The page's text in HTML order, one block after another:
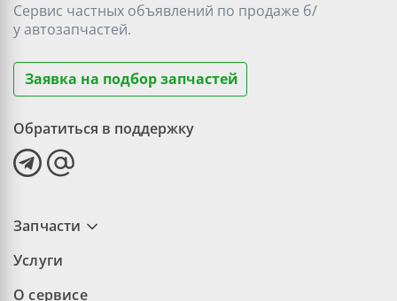
Сервис частных объявлений по продаже б/
уавтозапчастей.
Заявка на подбор запчастей
Обратиться в поддержку
Запчасти
Услуги
О сервисе